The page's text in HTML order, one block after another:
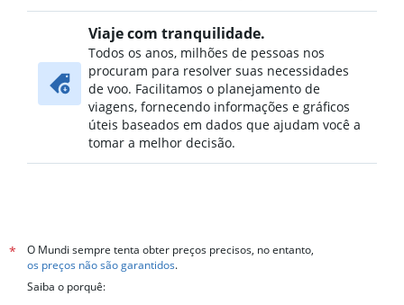
Viaje com tranquilidade.
Todos os anos, milhões de pessoas nos
procuram para resolver suas necessidades
de voo. Facilitamos o planejamento de
viagens, fornecendo informações e gráficos
úteis baseados em dados que ajudam você a
tomar a melhor decisão.
*
O Mundi sempre tenta obter preços precisos, no entanto,
os preços não são garantidos.
Saiba o porquê: